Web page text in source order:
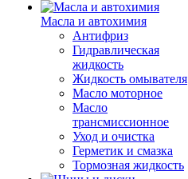
Масла и автохимия
Антифриз
Гидравлическая
жидкость
Жидкость омывателя
Масло моторное
Масло
трансмиссионное
Уход и очистка
Герметик и смазка
Тормозная жидкость